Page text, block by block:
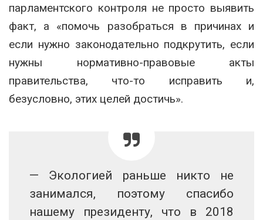
парламентского контроля не просто выявить
факт, а «помочь разобраться в причинах и
если нужно законодательно подкрутить, если
нужны нормативно-правовые акты
правительства, что-то исправить и,
безусловно, этих целей достичь».
— Экологией раньше никто не
занимался, поэтому спасибо
нашему президенту, что в 2018